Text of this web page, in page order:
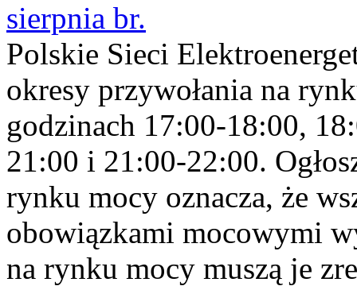
sierpnia br.
Polskie Sieci
okresy przywołania na
godzinach 17:00-18:00,
21:00 i 21:00-22:00.
rynku mocy oznacza, że
obowiązkami mocowymi
na rynku mocy muszą je